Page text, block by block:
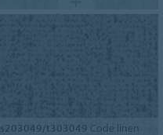
s203049/t303049 Code linen